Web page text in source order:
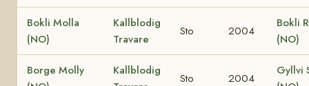
Bokli Molla
(NO)
Kallblodig
Travare
Sto 2004
Bokli
(NO)
Borge Molly
Kallblodig
Sto 2004
Gyllvi